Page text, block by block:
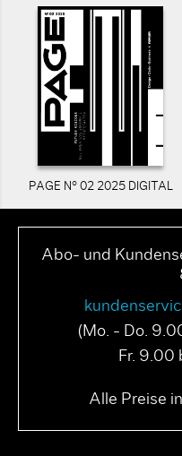
PAGE N° 02 2025 DIGITAL
Abo- und
(Mo. - Do.
Fr. 9.00
Alle Preise